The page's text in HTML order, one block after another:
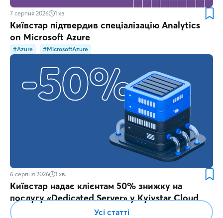
7 серпня 2026 1 хв.
Київстар підтвердив спеціалізацію Analytics
on Microsoft Azure
#Azure #MicrosoftAzure
6 серпня 2026 1 хв.
Київстар надає клієнтам 50% знижку на
послугу «Dedicated Server» у Kyivstar Cloud
Усі статті